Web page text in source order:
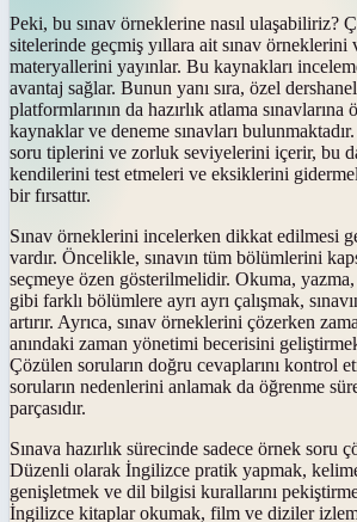
Peki, bu sınav örneklerine nasıl ulaşabiliriz?
sitelerinde geçmiş yıllara ait sınav örneklerini
materyallerini yayınlar. Bu kaynakları
avantaj sağlar. Bunun yanı sıra, özel
platformlarının da hazırlık atlama sınavlarına
kaynaklar ve deneme sınavları
soru tiplerini ve zorluk seviyelerini içerir, bu
kendilerini test etmeleri ve eksiklerini
bir fırsattır.
Sınav örneklerini incelerken dikkat edilmesi
vardır. Öncelikle, sınavın tüm bölümlerini
seçmeye özen gösterilmelidir. Okuma,
gibi farklı bölümlere ayrı ayrı çalışmak,
artırır. Ayrıca, sınav örneklerini çözerken
anındaki zaman yönetimi becerisini
Çözülen soruların doğru cevaplarını kontrol
soruların nedenlerini anlamak da öğrenme
parçasıdır.
Sınava hazırlık sürecinde sadece örnek soru
Düzenli olarak İngilizce pratik yapmak, kelime
genişletmek ve dil bilgisi kurallarını
İngilizce kitaplar okumak, film ve diziler